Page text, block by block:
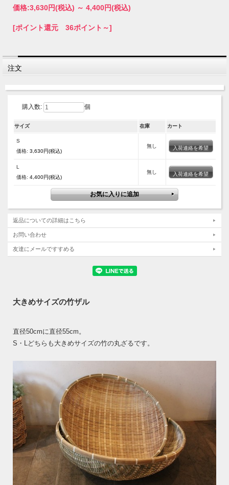
価格:3,630円(税込) ～ 4,400円(税込)
[ポイント還元 36ポイント～]
注文
購入数: 個
サイズ 在庫 カート
S
価格: 3,630円(税込)
無し 入荷連絡を希望
L
価格: 4,400円(税込)
無し 入荷連絡を希望
返品についての詳細はこちら
お問い合わせ
友達にメールですすめる
大きめサイズの竹ザル
直径50cmに直径55cm。
S・Lどちらも大きめサイズの竹の丸ざるです。